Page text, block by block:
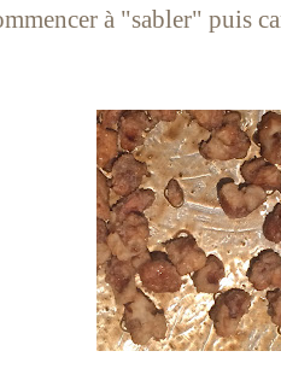
à "sabler" puis